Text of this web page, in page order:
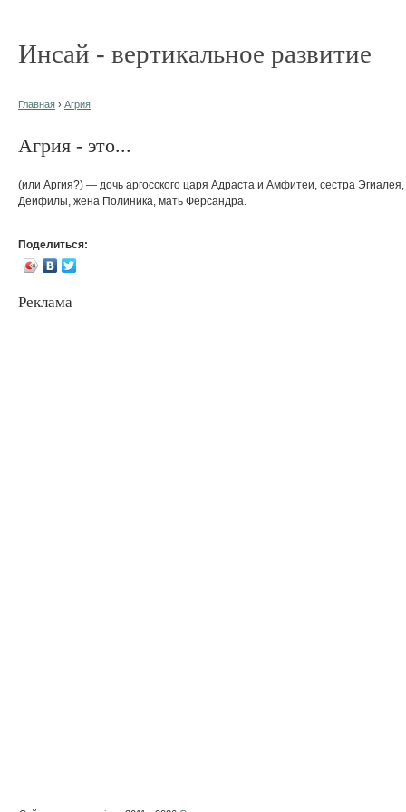
Инсай - вертикальное развитие
Главная › Агрия
Агрия - это...
(или Аргия?) — дочь аргосского царя Адраста и Амфитеи, сестра
Деифилы, жена Полиника, мать Ферсандра.
Поделиться:
Реклама